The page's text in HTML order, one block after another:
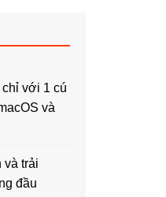
chỉ với 1 cú
và
và trải
đầu